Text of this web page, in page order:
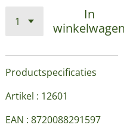
In
Productspecificaties
Artikel : 12601
EAN : 8720088291597